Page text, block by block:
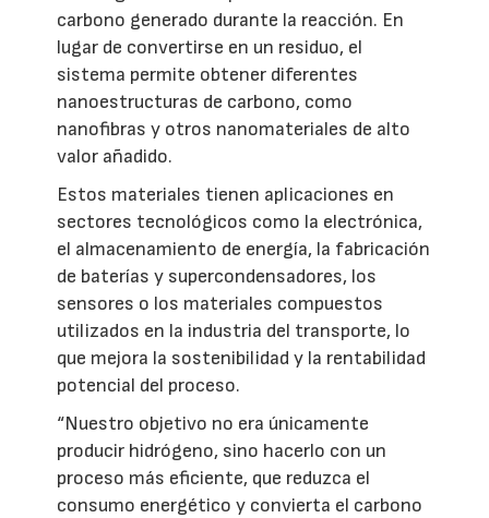
carbono generado durante la reacción. En
lugar de convertirse en un residuo, el
sistema permite obtener diferentes
nanoestructuras de carbono, como
nanofibras y otros nanomateriales de alto
valor añadido.
Estos materiales tienen aplicaciones en
sectores tecnológicos como la electrónica,
el almacenamiento de energía, la fabricación
de baterías y supercondensadores, los
sensores o los materiales compuestos
utilizados en la industria del transporte, lo
que mejora la sostenibilidad y la rentabilidad
potencial del proceso.
“Nuestro objetivo no era únicamente
producir hidrógeno, sino hacerlo con un
proceso más eficiente, que reduzca el
consumo energético y convierta el carbono